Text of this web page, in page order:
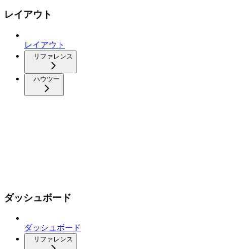
レイアウト
レイアウト
リファレンス
ハウツー
ダッシュボード
ダッシュボード
リファレンス